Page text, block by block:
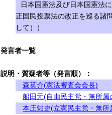
日本国憲法及び日本国憲法
正国民投票法の改正を巡る諸
して））
発言者一覧
説明・質疑者等（発言順）：
森英介(憲法審査会会長)
船田元(自由民主党・無所属
本庄知史(立憲民主党・無所